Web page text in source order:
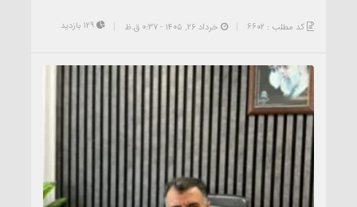
کد مطلب : 6602 خرداد ۲۶, ۱۴۰۵ - 0:37 ق.ظ